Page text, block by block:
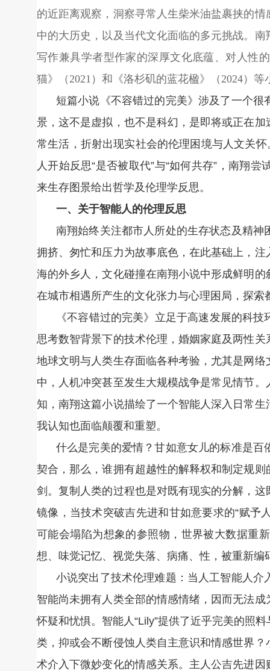
的近距离观察，洞察寻常人生柴米油盐裹挟的
中的大历史，以及当代文化面临的多元挑战。
写作兼具学者型作家的深厚文化底蕴、对人性
猫》（2021）和《洛杉矶的蓝花楹》（2024）
短篇小说《不容错过的完美》涉及了一个
景，这不是虚拟，也不是科幻，是即将或正在
常生活，折射出现实社会的伦理困境与人文关
人开始反思“是否被取代”与“如何共存”，南翔
来生存图景给出哲学及伦理学反思。
一、关于智能人的伦理反思
南翔始终关注都市人所处的生存状态及精
拥挤、匆忙和压力为故事底色，在此基础上，
海的外乡人，文化碰撞在南翔小说中形成鲜明
在城市相遇所产生的文化张力与心理困局，探索
《不容错过的完美》立足于高速发展的科
思考数智背景下的技术伦理，婚姻家庭及两性
地球文明与人类生存面临各种考验，尤其是网
中，人机冲突甚至发生大规模战争是常见情节
知，南翔这篇小说描绘了一个智能人深入日常
我认知也面临颠覆和重塑。
什么是完美的爱情？甘如意女儿的标准是
契合，那么，谁拥有超越性的解释权和制定规
剑。复制人类的过程也是对既有现实的分解，
镜像，当技术突破吉先进和甘如意要求的“赋予
可能会塌陷为想象的参照物，世界被大数据重
想、味觉记忆、视觉失落、病痛、性，被重新编
小说突出了技术伦理难题：当人工智能人
智能尚未拥有人类全部的情感情绪，因而无法
怀疑和忧惧。智能人“Lily”提供了近乎完美的照
类，抑或会不断侵蚀人类自主意识和情感世界
术介入下微妙变化的情感关系。主人公吉先进